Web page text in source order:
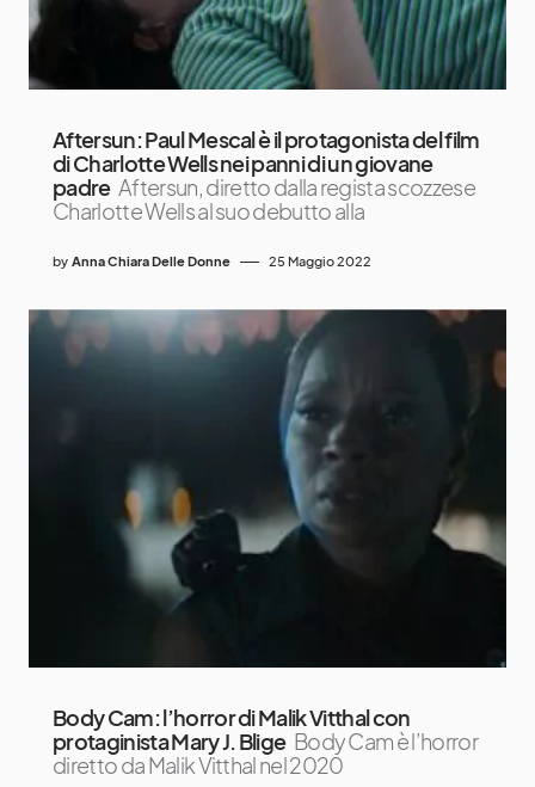
Aftersun: Paul Mescal è il protagonista del film
di Charlotte Wells nei panni di un giovane
padre Aftersun, diretto dalla regista scozzese
Charlotte Wells al suo debutto alla
by Anna Chiara Delle Donne 25 Maggio 2022
Body Cam: l’horror di Malik Vitthal con
protaginista Mary J. Blige Body Cam è l’horror
diretto da Malik Vitthal nel 2020